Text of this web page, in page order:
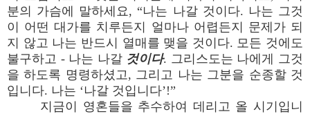
분의 가슴에 말하세요, “나는 나갈 것이다. 나는 그것
이 어떤 대가를 치루든지 얼마나 어렵든지 문제가 되
지 않고 나는 반드시 열매를 맺을 것이다. 모든 것에도
불구하고 - 나는 나갈 것이다. 그리스도는 나에게 그것
을 하도록 명령하셨고, 그리고 나는 그분을 순종할 것
입니다. 나는 ‘나갈 것입니다’!”
지금이 영혼들을 추수하여 데리고 올 시기입니